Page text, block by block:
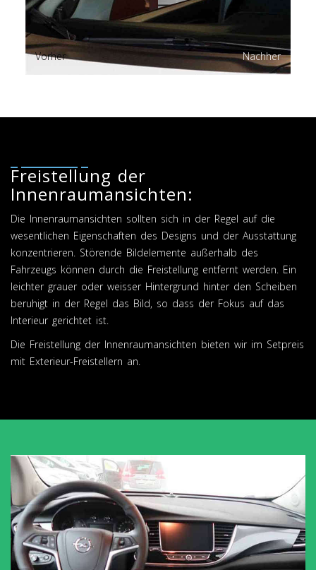
Nachher
Vorher
Freistellung der
Innenraumansichten:
Die Innenraumansichten sollten sich in der Regel auf die
wesentlichen Eigenschaften des Designs und der Ausstattung
konzentrieren. Störende Bildelemente außerhalb des
Fahrzeugs können durch die Freistellung entfernt werden. Ein
leichter grauer oder weisser Hintergrund hinter den Scheiben
beruhigt in der Regel das Bild, so dass der Fokus auf das
Interieur gerichtet ist.
Die Freistellung der Innenraumansichten bieten wir im Setpreis
mit Exterieur-Freistellern an.